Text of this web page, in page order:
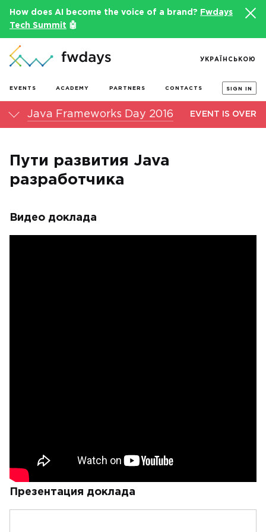
How does AI become the voice of a brand?
Fwdays
Tech Summit 🤖
EVENTS ACADEMY PARTNERS CONTACTS SIGN IN
УКРАЇНСЬКОЮ
Java Frameworks Day 2016 EVENT IS OVER
Пути развития Java
разработчика
Видео доклада
Презентация доклада